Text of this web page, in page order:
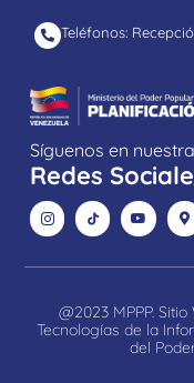
Teléfonos:
Síguenos en
Redes
@2023 MPPP.
Tecnologías de la
del